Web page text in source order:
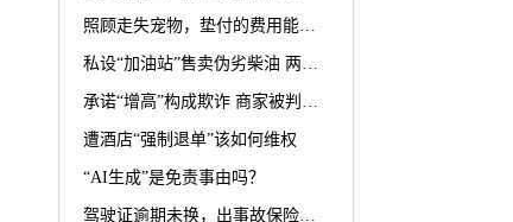
照顾走失宠物，垫付的费用能要回吗？
私设“加油站”售卖伪劣柴油 两被告人犯生产、销售伪劣产品罪获刑罚
承诺“增高”构成欺诈 商家被判退一赔三
遭酒店“强制退单”该如何维权
“AI生成”是免责事由吗？
驾驶证逾期未换，出事故保险公司赔不赔？